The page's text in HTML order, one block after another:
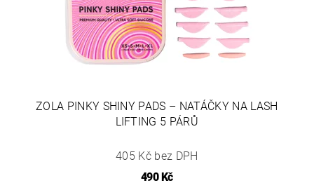
ZOLA PINKY SHINY PADS – NATÁČKY NA LASH
LIFTING 5 PÁRŮ
405 Kč bez DPH
490 Kč